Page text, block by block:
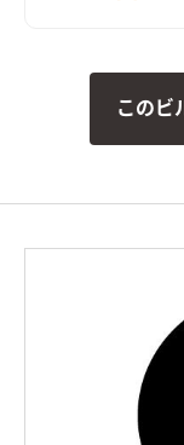
このビ